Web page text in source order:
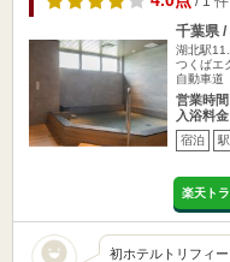
千葉県 /
湖北駅
つくばエ
自動車道
営業時間
入浴料金
宿泊
楽天ト
初ホテルトリフィ